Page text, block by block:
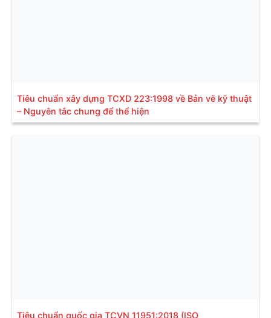
Tiêu chuẩn xây dựng TCXD 223:1998 về Bản vẽ kỹ thuật
– Nguyên tắc chung để thể hiện
Tiêu chuẩn quốc gia TCVN 11951:2018 (ISO